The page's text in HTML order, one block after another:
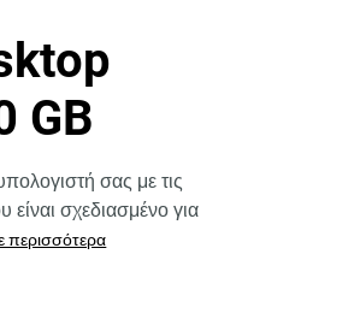
GB
σας με τις
σχεδιασμένο για
περισσότερα